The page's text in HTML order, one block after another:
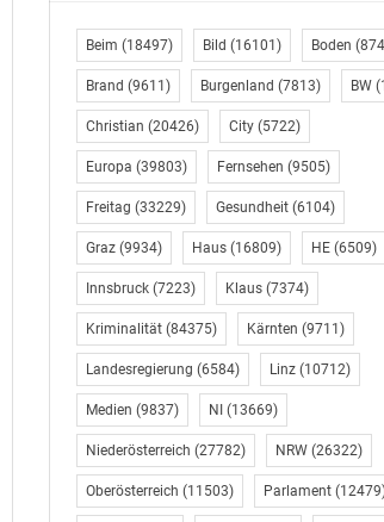
Beim (18497) Bild (16101) Boden
Brand (9611) Burgenland (7813) BW
Christian (20426) City(5722)
Europa (39803) Fernsehen (9505)
Freitag (33229) Gesundheit(6104)
Graz(9934) Haus(16809) HE(6509)
Innsbruck(7223) Klaus(7374)
Kriminalität(84375) Kärnten (9711)
Landesregierung (6584) Linz(10712)
Medien (9837) NI (13669)
Niederösterreich (27782) NRW(26322)
Oberösterreich (11503) Parlament